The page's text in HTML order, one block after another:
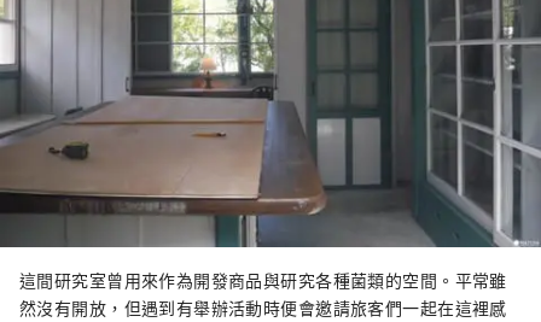
這間研究室曾用來作為開發商品與研究各種菌類的空間。平常雖
然沒有開放，但遇到有舉辦活動時便會邀請旅客們一起在這裡感